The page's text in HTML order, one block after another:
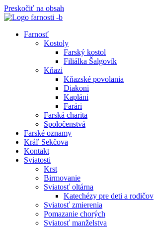
Preskočiť na obsah
Farnosť
Kostoly
Farský kostol
Filiálka Šalgovík
Kňazi
Kňazské povolania
Diakoni
Kapláni
Farári
Farská charita
Spoločenstvá
Farské oznamy
Kráľ Sekčova
Kontakt
Sviatosti
Krst
Birmovanie
Sviatosť oltárna
Katechézy pre deti a rodičov
Sviatosť zmierenia
Pomazanie chorých
Sviatosť manželstva